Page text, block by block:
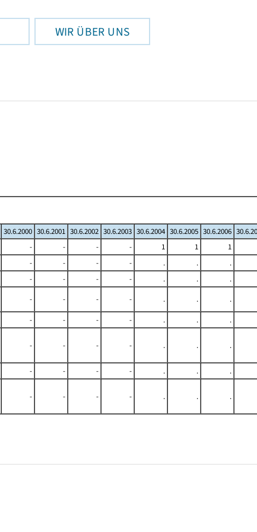
WIR ÜBER UNS
30.6.2000 30.6.2001 30.6.2002 30.6.2003 30.6.2004 30.6.2005 30.6.2006
- - - - 1 1
1
- - - - . .
.
- - - - . .
.
- - - - . .
.
- - - - . .
.
- - - - . . .
- - - - . .
.
- - - - . . .